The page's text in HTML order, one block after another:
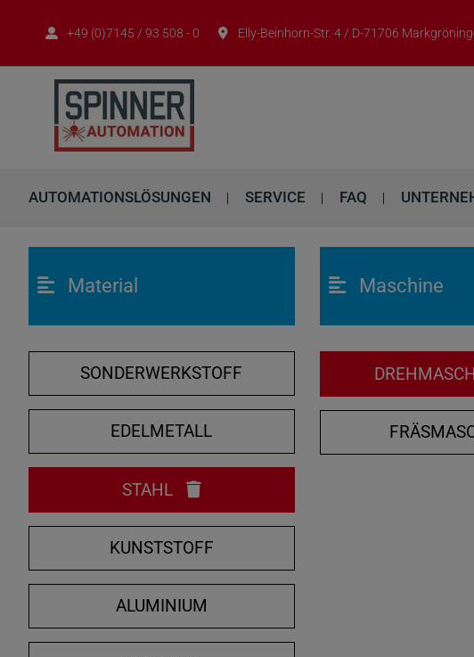
+49 (0)7145 / 93 508 - 0 Elly-Beinhorn-Str. 4 / D-71706
AUTOMATIONSLÖSUNGEN SERVICE FAQ
Material
SONDERWERKSTOFF
EDELMETALL
STAHL
KUNSTSTOFF
ALUMINIUM
Maschine